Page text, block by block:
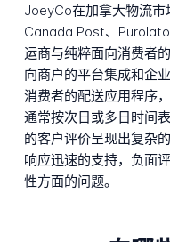
JoeyCo在加拿大物流
Canada Post、
运商与纯粹面向消费者
向商户的平台集成和企
消费者的配送应用程序
通常按次日或多日时间
的客户评价呈现出复杂
响应迅速的支持，负面
性方面的问题。